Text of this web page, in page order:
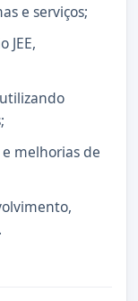
e serviços;
JEE,
melhorias de